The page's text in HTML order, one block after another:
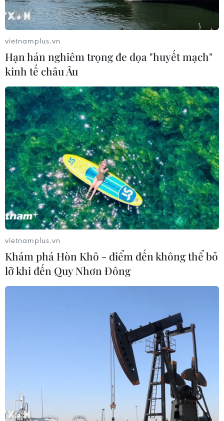
TIN CÙNG CHUYÊN MỤC
VN-Index tăng hơn 3 điểm nhờ sức
vietnamplus.vn
Hạn hán nghiêm trọng đe dọa "huyết mạch"
kinh tế châu Âu
vietnamplus.vn
Khám phá Hòn Khô - điểm đến không thể bỏ
lỡ khi đến Quy Nhơn Đông